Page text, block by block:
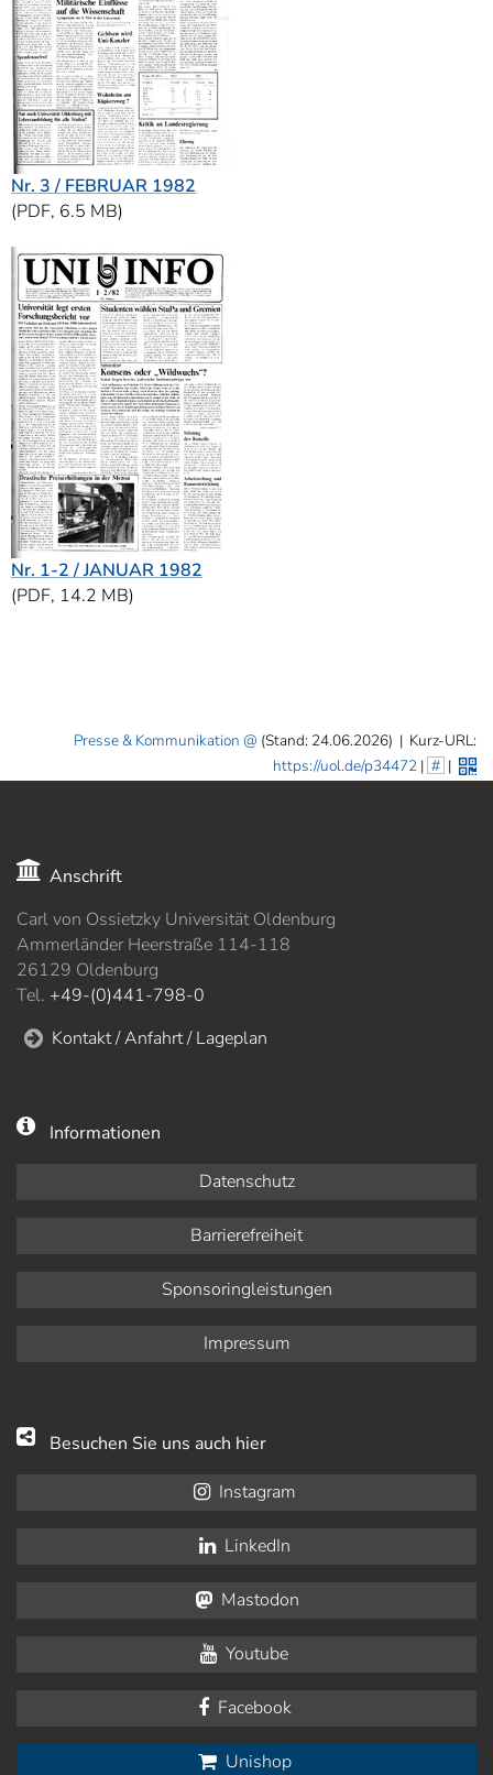
Nr. 3 / FEBRUAR 1982
(PDF, 6.5 MB)
Nr. 1-2 / JANUAR 1982
(PDF, 14.2 MB)
Presse & Kommunikation (Stand: 24.06.2026) | Kurz-URL:
https://uol.de/p34472| # |
Anschrift
Carl von Ossietzky Universität Oldenburg
Ammerländer Heerstraße 114-118
26129 Oldenburg
Tel. +49-(0)441-798-0
Kontakt / Anfahrt / Lageplan
Informationen
Datenschutz
Barrierefreiheit
Sponsoringleistungen
Impressum
Besuchen Sie uns auch hier
Instagram
LinkedIn
Mastodon
Youtube
Facebook
Unishop